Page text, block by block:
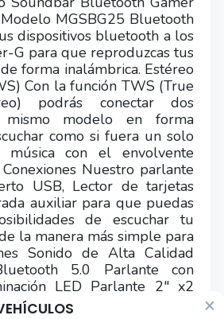
×
MGSBG25 Bluetooth
dispositivos bluetooth a los
G para que reproduzcas tus
forma inalámbrica. Estéreo
Con la función TWS (True
podrás conectar dos
modelo en forma
como si fuera un solo
con el envolvente
Nuestro parlante
USB, Lector de tarjetas
auxiliar para que puedas
de escuchar tu
la manera más simple para
Sonido de Alta Calidad
5.0 Parlante con
LED Parlante 2" x2
10mts aprox.